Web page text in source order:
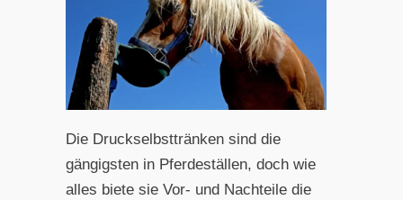
Die Druckselbsttränken sind die
gängigsten in Pferdeställen, doch wie
alles biete sie Vor- und Nachteile die